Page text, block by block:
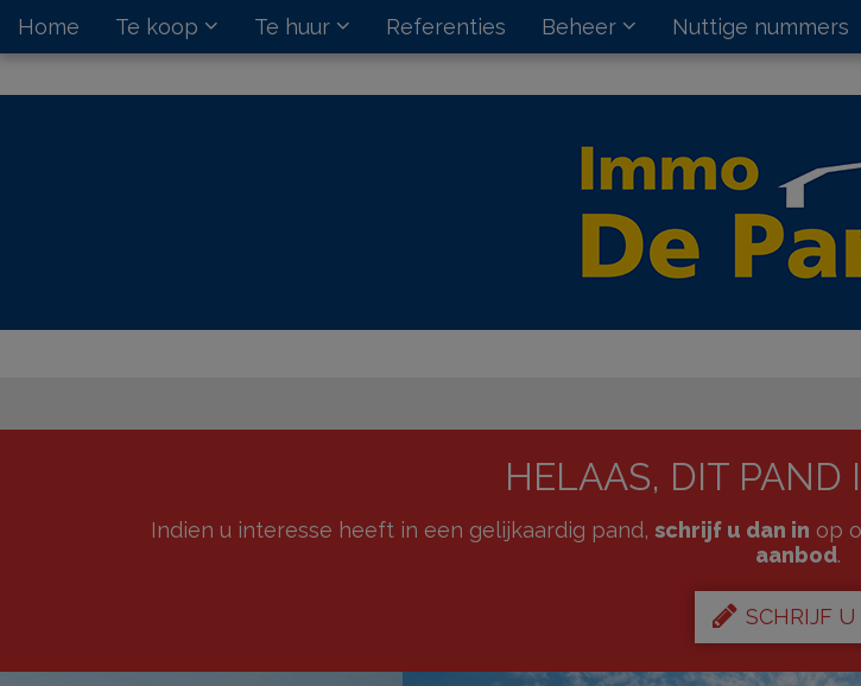
Home Te koop Te huur Referenties Beheer Nuttige nummers
HELAAS, DIT PAND
Indien u interesse heeft in een gelijkaardig pand, schrijf u dan in op
aanbod.
SCHRIJF U